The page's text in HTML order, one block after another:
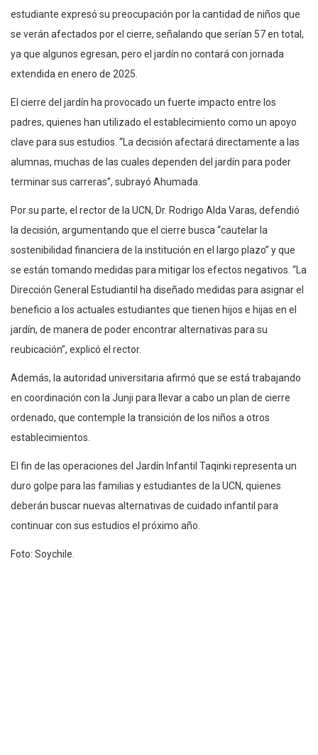
estudiante expresó su preocupación por la cantidad de niños que
se verán afectados por el cierre, señalando que serían 57 en total,
ya que algunos egresan, pero el jardín no contará con jornada
extendida en enero de 2025.
El cierre del jardín ha provocado un fuerte impacto entre los
padres, quienes han utilizado el establecimiento como un apoyo
clave para sus estudios. “La decisión afectará directamente a las
alumnas, muchas de las cuales dependen del jardín para poder
terminar sus carreras”, subrayó Ahumada.
Por su parte, el rector de la UCN, Dr. Rodrigo Alda Varas, defendió
la decisión, argumentando que el cierre busca “cautelar la
sostenibilidad financiera de la institución en el largo plazo” y que
se están tomando medidas para mitigar los efectos negativos. “La
Dirección General Estudiantil ha diseñado medidas para asignar el
beneficio a los actuales estudiantes que tienen hijos e hijas en el
jardín, de manera de poder encontrar alternativas para su
reubicación”, explicó el rector.
Además, la autoridad universitaria afirmó que se está trabajando
en coordinación con la Junji para llevar a cabo un plan de cierre
ordenado, que contemple la transición de los niños a otros
establecimientos.
El fin de las operaciones del Jardín Infantil Taqinki representa un
duro golpe para las familias y estudiantes de la UCN, quienes
deberán buscar nuevas alternativas de cuidado infantil para
continuar con sus estudios el próximo año.
Foto: Soychile.